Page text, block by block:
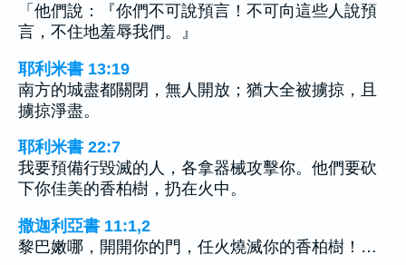
「他們說：『你們不可說預言！不可向這些人說預
言，不住地羞辱我們。』
耶利米書 13:19
南方的城盡都關閉，無人開放；猶大全被擄掠，且
擄掠淨盡。
耶利米書 22:7
我要預備行毀滅的人，各拿器械攻擊你。他們要砍
下你佳美的香柏樹，扔在火中。
撒迦利亞書 11:1,2
黎巴嫩哪，開開你的門，任火燒滅你的香柏樹！…